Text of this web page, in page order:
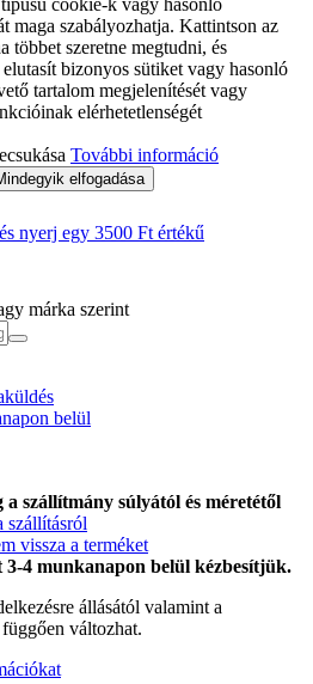
cookie-k vagy hasonló
maga szabályozhatja. Kattintson az
többet szeretne megtudni, és
bizonyos sütiket vagy hasonló
tartalom megjelenítését vagy
elérhetetlenségét
További információ
elfogadása
nyerj egy 3500 Ft értékű
márka szerint
belül
a szállítmány súlyától és méretétől
szállításról
vissza a terméket
3-4 munkanapon belül kézbesítjük.
állásától valamint a
változhat.